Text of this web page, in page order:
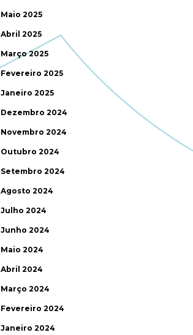
Maio 2025
Abril 2025
Março 2025
Fevereiro 2025
Janeiro 2025
Dezembro 2024
Novembro 2024
Outubro 2024
Setembro 2024
Agosto 2024
Julho 2024
Junho 2024
Maio 2024
Abril 2024
Março 2024
Fevereiro 2024
Janeiro 2024